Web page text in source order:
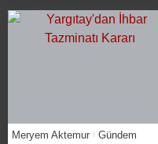
Meryem Aktemur Gündem